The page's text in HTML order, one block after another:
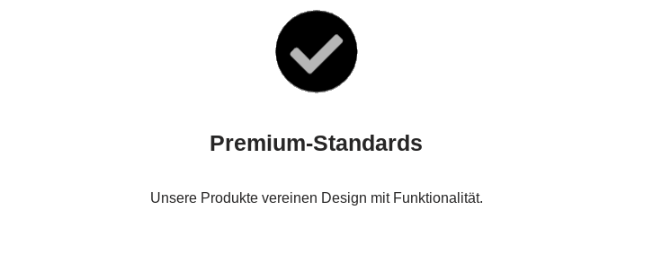
Premium-Standards
Unsere Produkte vereinen Design mit Funktionalität.